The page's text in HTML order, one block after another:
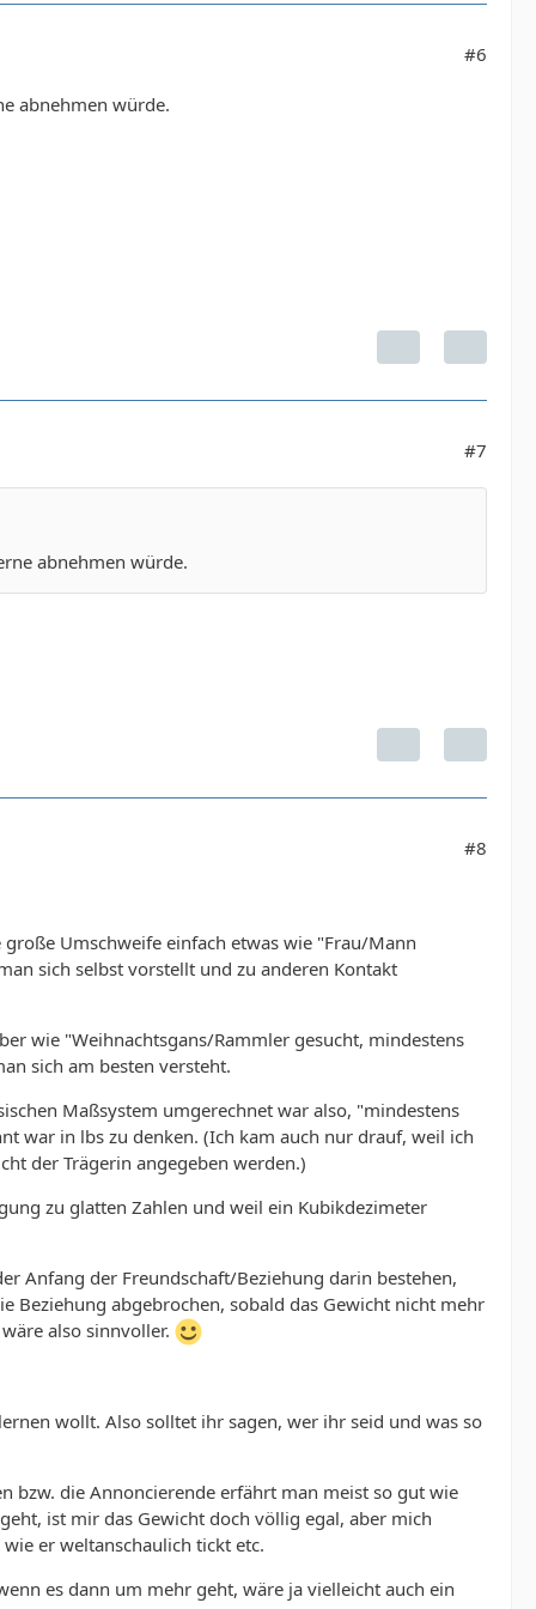
#6
abnehmen würde.
#7
abnehmen würde.
#8
Umschweife einfach etwas wie "Frau/Mann
sich selbst vorstellt und zu anderen Kontakt
wie "Weihnachtsgans/Rammler gesucht, mindestens
sich am besten versteht.
Maßsystem umgerechnet war also, "mindestens
war in lbs zu denken. (Ich kam auch nur drauf, weil ich
der Trägerin angegeben werden.)
zu glatten Zahlen und weil ein Kubikdezimeter
Anfang der Freundschaft/Beziehung darin bestehen,
Beziehung abgebrochen, sobald das Gewicht nicht mehr
also sinnvoller.
wollt. Also solltet ihr sagen, wer ihr seid und was so
bzw. die Annoncierende erfährt man meist so gut wie
ist mir das Gewicht doch völlig egal, aber mich
er weltanschaulich tickt etc.
es dann um mehr geht, wäre ja vielleicht auch ein